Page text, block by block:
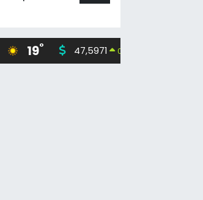
19° 47,5971 0.05